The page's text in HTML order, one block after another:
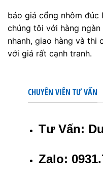
báo giá cổng nhôm đúc
chúng tôi với hàng
nhanh, giao hàng và thi
với giá rất cạnh tranh.
CHUYÊN VIÊN TƯ VẤN
Tư Vấn:
Zalo: